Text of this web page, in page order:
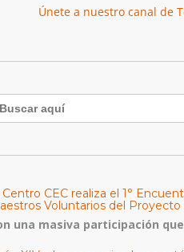
Únete a nuestro canal de
Centro CEC realiza el 1°
Voluntarios del Proyecto
una masiva participación